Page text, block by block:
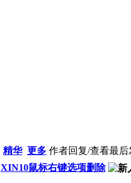
精华 更多 作者回复/查看最后
XIN10鼠标右键选项删除